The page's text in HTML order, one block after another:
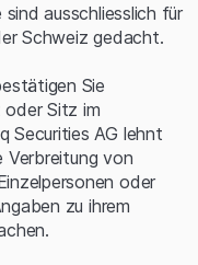
ausschliesslich für
Schweiz gedacht.
Sie
oder Sitz im
Securities AG lehnt
Verbreitung von
oder
zu ihrem